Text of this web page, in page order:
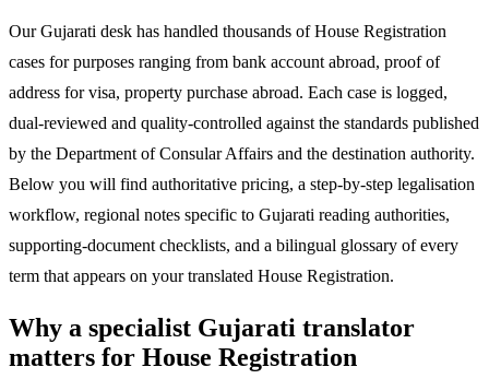
Our Gujarati desk has handled thousands of House Registration
cases for purposes ranging from bank account abroad, proof of
address for visa, property purchase abroad. Each case is logged,
dual-reviewed and quality-controlled against the standards published
by the Department of Consular Affairs and the destination authority.
Below you will find authoritative pricing, a step-by-step legalisation
workflow, regional notes specific to Gujarati reading authorities,
supporting-document checklists, and a bilingual glossary of every
term that appears on your translated House Registration.
Why a specialist Gujarati translator
matters for House Registration